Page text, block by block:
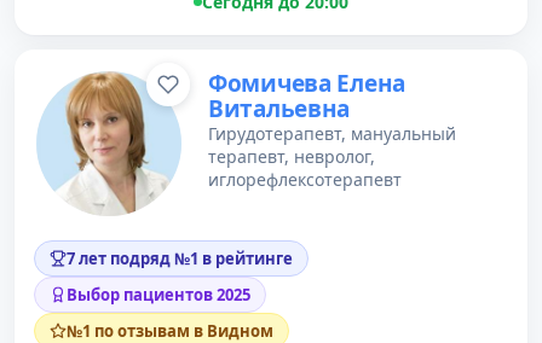
Фомичева Елена
Витальевна
Гирудотерапевт, мануальный
терапевт, невролог,
иглорефлексотерапевт
7 лет подряд №1 в рейтинге
Выбор пациентов 2025
№1 по отзывам в Видном